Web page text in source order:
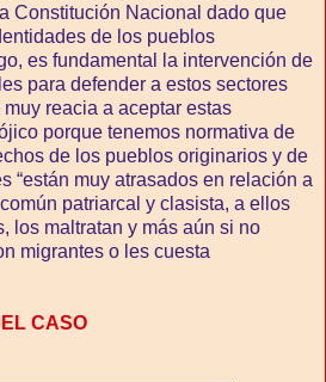
Constitución Nacional dado que
de los pueblos
es fundamental la intervención de
para defender a estos sectores
reacia a aceptar estas
porque tenemos normativa de
de los pueblos originarios y de
“están muy atrasados en relación a
patriarcal y clasista, a ellos
los maltratan y más aún si no
migrantes o les cuesta
CASO